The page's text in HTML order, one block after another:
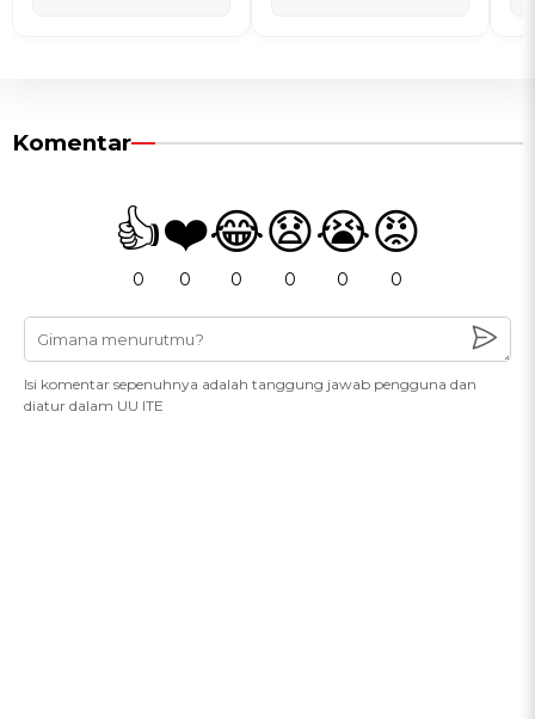
Komentar
👍
0
❤️
0
😂
0
😧
0
😭
0
😡
0
Isi komentar sepenuhnya adalah tanggung jawab pengguna dan
diatur dalam UU ITE